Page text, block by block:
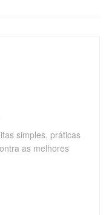
simples, práticas
as melhores